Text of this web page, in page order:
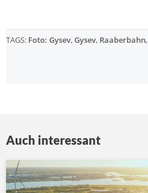
TAGS: Foto: Gysev,Gysev, Raaberbahn,
Auch interessant